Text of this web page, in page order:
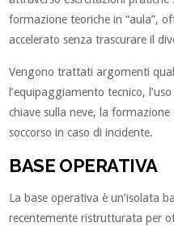
formazione teoriche in “aula”,
accelerato senza trascurare il
Vengono trattati argomenti
l’equipaggiamento tecnico,
chiave sulla neve, la
soccorso in caso di incidente.
BASE OPERATIVA
La base operativa è un’isolata
recentemente ristrutturata per